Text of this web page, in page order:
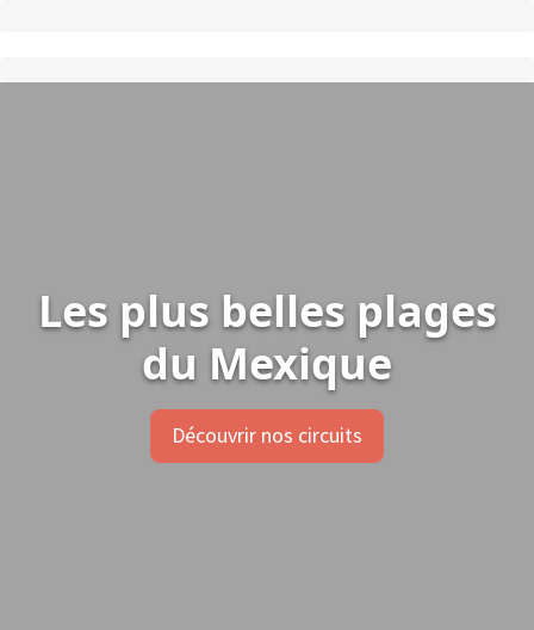
Les plus belles plages
du Mexique
Découvrir nos circuits